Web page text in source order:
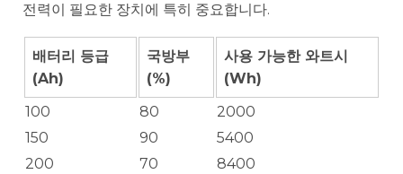
전력이 필요한 장치에 특히 중요합니다.
배터리 등급
(Ah)
국방부
(%)
사용 가능한 와트시
(Wh)
100
80
2000
150
90
5400
200
70 8400